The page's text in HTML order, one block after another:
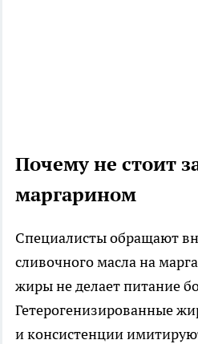
Почему не стоит
маргарином
Специалисты обращают
сливочного масла на
жиры не делает питание
Гетерогенизированные
и консистенции